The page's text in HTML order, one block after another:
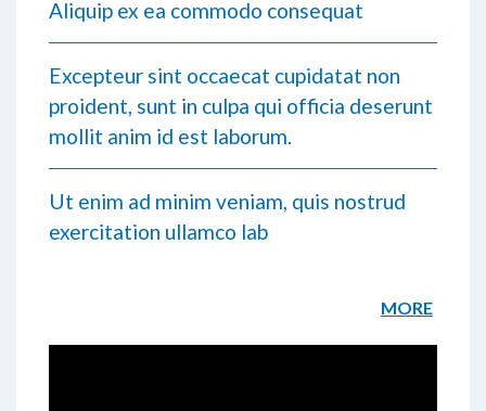
Aliquip ex ea commodo consequat
Excepteur sint occaecat cupidatat non
proident, sunt in culpa qui officia deserunt
mollit anim id est laborum.
Ut enim ad minim veniam, quis nostrud
exercitation ullamco lab
MORE